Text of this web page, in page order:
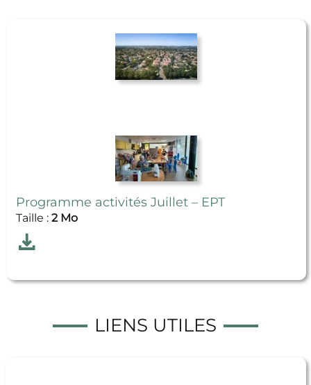
Programme activités Juillet – EPT
Taille : 2 Mo
Télécharger
LIENS UTILES